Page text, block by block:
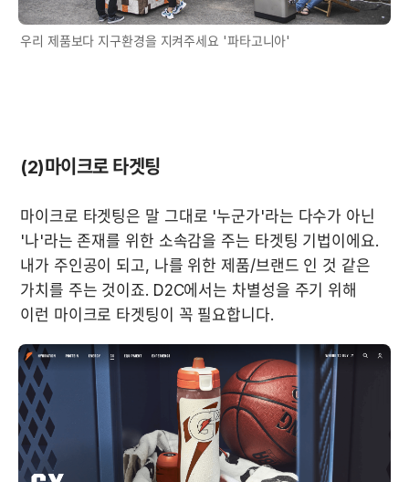
우리 제품보다 지구환경을 지켜주세요 '파타고니아'
(2)마이크로 타겟팅
마이크로 타겟팅은 말 그대로 '누군가'라는 다수가 아닌
'나'라는 존재를 위한 소속감을 주는 타겟팅 기법이에요.
내가 주인공이 되고, 나를 위한 제품/브랜드 인 것 같은
가치를 주는 것이죠. D2C에서는 차별성을 주기 위해
이런 마이크로 타겟팅이 꼭 필요합니다.